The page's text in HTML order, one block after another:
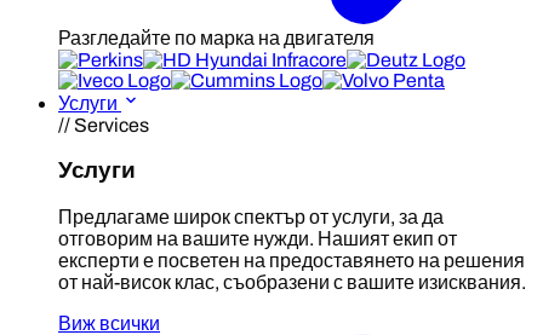
Разгледайте по марка на двигателя
Услуги
// Services
Услуги
Предлагаме широк спектър от услуги, за да
отговорим на вашите нужди. Нашият екип от
експерти е посветен на предоставянето на решения
от най-висок клас, съобразени с вашите изисквания.
Виж всички